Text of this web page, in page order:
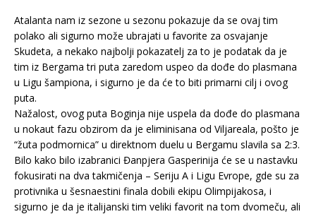
Atalanta nam iz sezone u sezonu pokazuje da se ovaj tim
polako ali sigurno može ubrajati u favorite za osvajanje
Skudeta, a nekako najbolji pokazatelj za to je podatak da je
tim iz Bergama tri puta zaredom uspeo da dođe do plasmana
u Ligu šampiona, i sigurno je da će to biti primarni cilj i ovog
puta.
Nažalost, ovog puta Boginja nije uspela da dođe do plasmana
u nokaut fazu obzirom da je eliminisana od Viljareala, pošto je
“žuta podmornica” u direktnom duelu u Bergamu slavila sa 2:3.
Bilo kako bilo izabranici Đanpjera Gasperinija će se u nastavku
fokusirati na dva takmičenja – Seriju A i Ligu Evrope, gde su za
protivnika u šesnaestini finala dobili ekipu Olimpijakosa, i
sigurno je da je italijanski tim veliki favorit na tom dvomeču, ali